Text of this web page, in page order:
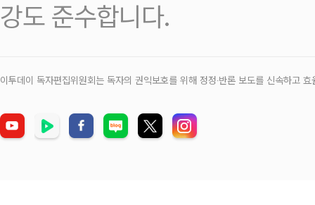
강도 준수합니다.
이투데이 독자편집위원회는 독자의 권익보호를 위해 정정‧반론 보도를 신속하고